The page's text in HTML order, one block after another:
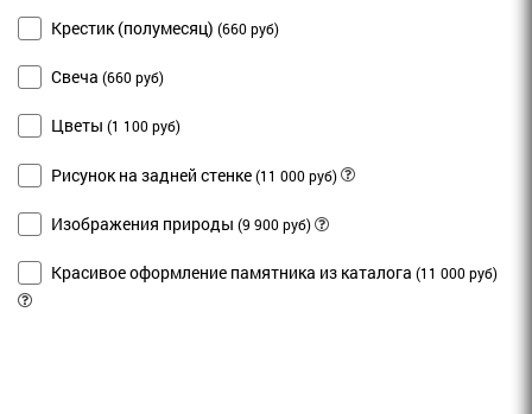
Крестик (полумесяц) (660 руб)
Свеча (660 руб)
Цветы (1 100 руб)
Рисунок на задней стенке (11 000 руб)
Изображения природы (9 900 руб)
Красивое оформление памятника из каталога (11 000 руб)